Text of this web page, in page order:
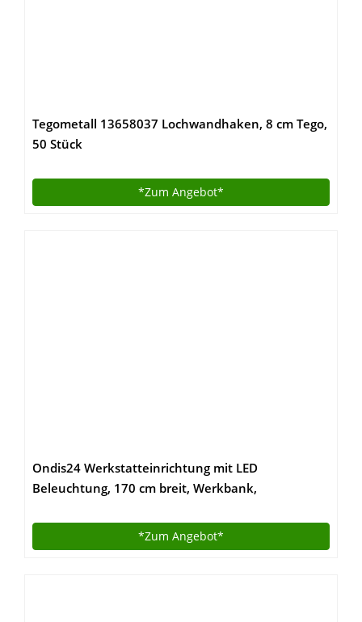
Tegometall 13658037 Lochwandhaken, 8 cm Tego,
50 Stück
*Zum Angebot*
Ondis24 Werkstatteinrichtung mit LED
Beleuchtung, 170 cm breit, Werkbank,
*Zum Angebot*